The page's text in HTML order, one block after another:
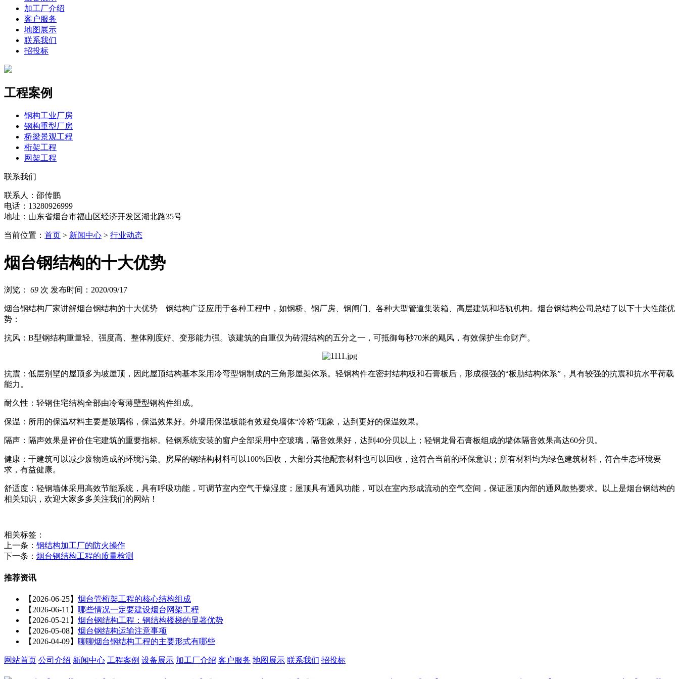
加工厂介绍
客户服务
地图展示
联系我们
招投标
工程案例
钢构工业厂房
钢构重型厂房
桥梁景观工程
桁架工程
网架工程
联系我们
联系人：邵传鹏
电话：13280926999
地址：山东省烟台市福山区经济开发区湖北路35号
当前位置： 首页 > 新闻中心 > 行业动态
烟台钢结构的十大优势
浏览： 69 次 发布时间：2020/09/17
烟台钢结构厂家讲解烟台钢结构的十大优势 钢结构广泛应用于各种工程中，如钢桥、钢厂房、钢闸门、各种大型管道集装箱、高层建筑和塔轨机构。烟台钢结构公司总结了以下十大性能优
势：
抗风：B型钢结构重量轻、强度高、整体刚度好、变形能力强。该建筑的自重仅为砖混结构的五分之一，可抵御每秒70米的飓风，有效保护生命财产。
抗震：低层别墅的屋顶多为坡屋顶，因此屋顶结构基本采用冷弯型钢制成的三角形屋架体系。轻钢构件在密封结构板和石膏板后，形成很强的“板肋结构体系”，具有较强的抗震和抗水平荷载
能力。
耐久性：轻钢住宅结构全部由冷弯薄壁型钢构件组成。
保温：所用的保温材料主要是玻璃棉，保温效果好。外墙用保温板能有效避免墙体“冷桥”现象，达到更好的保温效果。
隔声：隔声效果是评价住宅建筑的重要指标。轻钢系统安装的窗户全部采用中空玻璃，隔音效果好，达到40分贝以上；轻钢龙骨石膏板组成的墙体隔音效果高达60分贝。
健康：干建筑可以减少废物造成的环境污染。房屋的钢结构材料可以100%回收，大部分其他配套材料也可以回收，这符合当前的环保意识；所有材料均为绿色建筑材料，符合生态环境要
求，有益健康。
舒适度：轻钢墙体采用高效节能系统，具有呼吸功能，可调节室内空气干燥湿度；屋顶具有通风功能，可以在室内形成流动的空气空间，保证屋顶内部的通风散热要求。以上是烟台钢结构的
相关知识，欢迎大家多多关注我们的网站！
相关标签：
上一条： 钢结构加工厂的防火操作
下一条： 烟台钢结构工程的质量检测
推荐资讯
【2026-06-25】 烟台管桁架工程的核心结构组成
【2026-06-11】 哪些情况一定要建设烟台网架工程
【2026-05-21】 烟台钢结构工程：钢结构楼梯的显著优势
【2026-05-08】 烟台钢结构运输注意事项
【2026-04-09】 聊聊烟台钢结构工程的主要形式有哪些
网站首页 公司介绍 新闻中心 工程案例 设备展示 加工厂介绍 客户服务 地图展示 联系我们 招投标